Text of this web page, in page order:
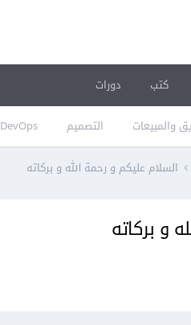
والمبيعات التصميم DevOps
كتب دورات
السلام عليكم و رحمة الله و بركاته
و بركاته